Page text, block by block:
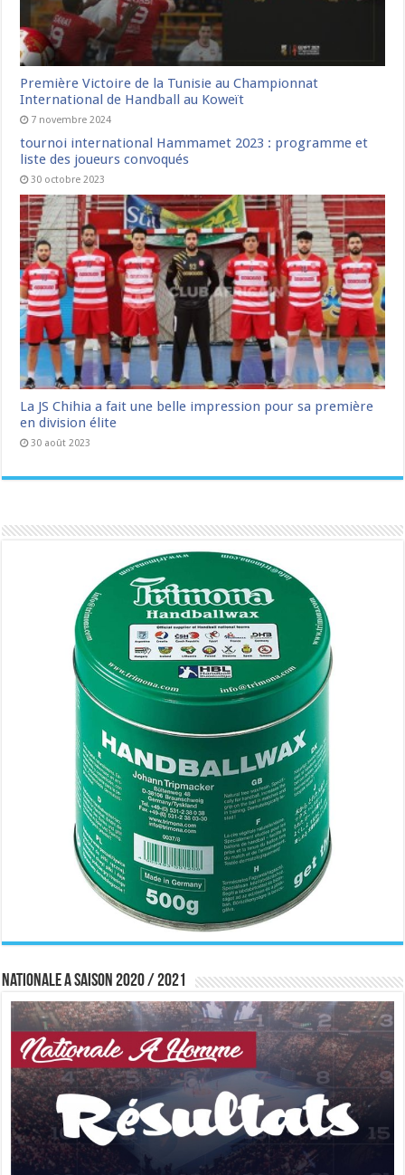
Première Victoire de la Tunisie au Championnat
International de Handball au Koweït
7 novembre 2024
tournoi international Hammamet 2023 : programme et
liste des joueurs convoqués
30 octobre 2023
La JS Chihia a fait une belle impression pour sa première
en division élite
30 août 2023
Nationale A saison 2020 / 2021